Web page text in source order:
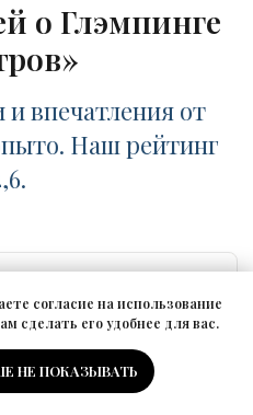
о Глэмпинге
впечатления от
Наш рейтинг
согласие на использование
сделать его удобнее для вас.
НЕ ПОКАЗЫВАТЬ